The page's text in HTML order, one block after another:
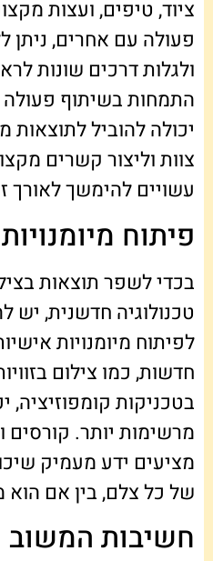
ציוד, טיפים, ועצות
פעולה עם אחרים, ניתן
ולגלות דרכים שונות
התמחות בשיתוף
יכולה להוביל
צוות וליצור קשרים
עשויים להימשך לאורך
פיתוח
בכדי לשפר תוצאות
טכנולוגיה חדשנית,
לפיתוח מיומנויות
חדשות, כמו צילום
בטכניקות קומפוזיציה,
מרשימות יותר. קורסים
מציעים ידע מעמיק
של כל צלם, בין אם הוא
חשיבות המשוב